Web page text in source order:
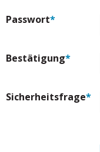
Passwort*
Bestätigung*
Sicherheitsfrage*